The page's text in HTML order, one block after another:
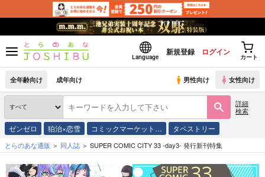
Language
新規登録 ログイン
カート
全年齢向け 成年向け 男性向け 女性向け
詳細
検索
ゼンゼロ 狛治×恋雪 コミックマーケット… タペストリー
とらのあな通販 同人誌 SUPER COMIC CITY 33 -day3- 発行新刊特集